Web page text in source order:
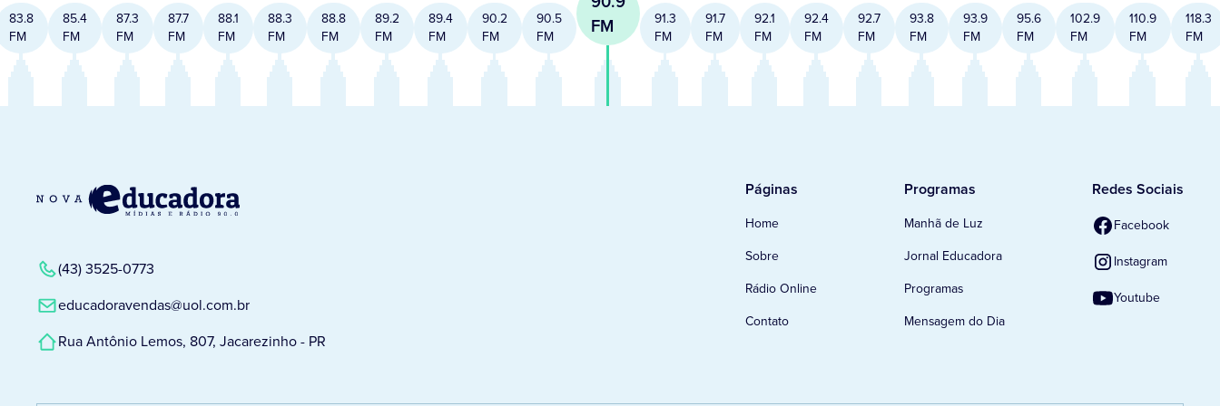
83.8
FM
85.4
FM
87.3
FM
87.7
FM
88.1
FM
88.3
FM
88.8
FM
89.2
FM
89.4
FM
90.2
FM
90.5
FM
FM
91.3
FM
91.7
FM
92.1
FM
92.4
FM
92.7
FM
93.8
FM
93.9
FM
95.6
FM
102.9
FM
110.9
FM
118.3
FM
(43) 3525-0773
educadoravendas@uol.com.br
Rua Antônio Lemos, 807, Jacarezinho - PR
Páginas
Home
Sobre
Rádio Online
Contato
Programas
Manhã de Luz
Jornal Educadora
Programas
Mensagem do Dia
Redes Sociais
Facebook
Instagram
Youtube